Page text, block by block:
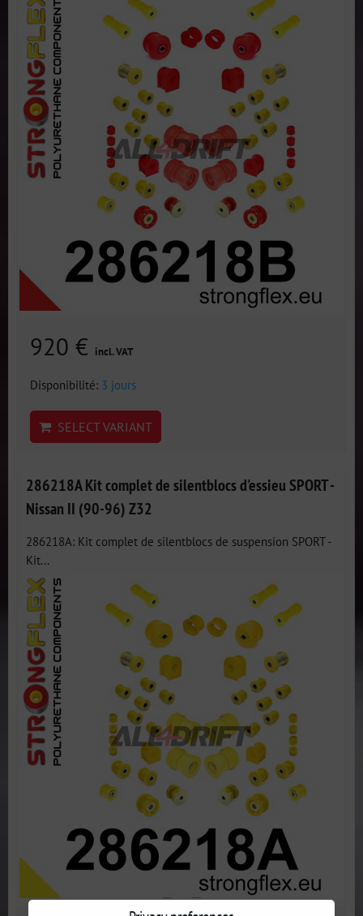
920 € incl. VAT
Disponibilité: 3 jours
SELECT VARIANT
286218A Kit complet de silentblocs d'essieu SPORT -
Nissan II (90-96) Z32
286218A: Kit complet de silentblocs de suspension SPORT -
Kit...